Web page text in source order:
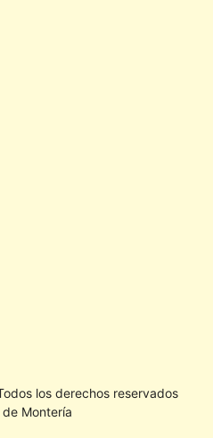
los derechos reservados
de Montería